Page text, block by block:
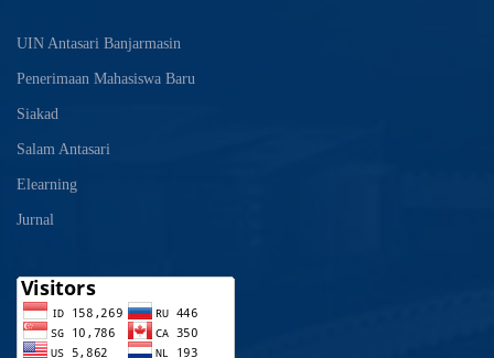
UIN Antasari Banjarmasin
Penerimaan Mahasiswa Baru
Siakad
Salam Antasari
Elearning
Jurnal